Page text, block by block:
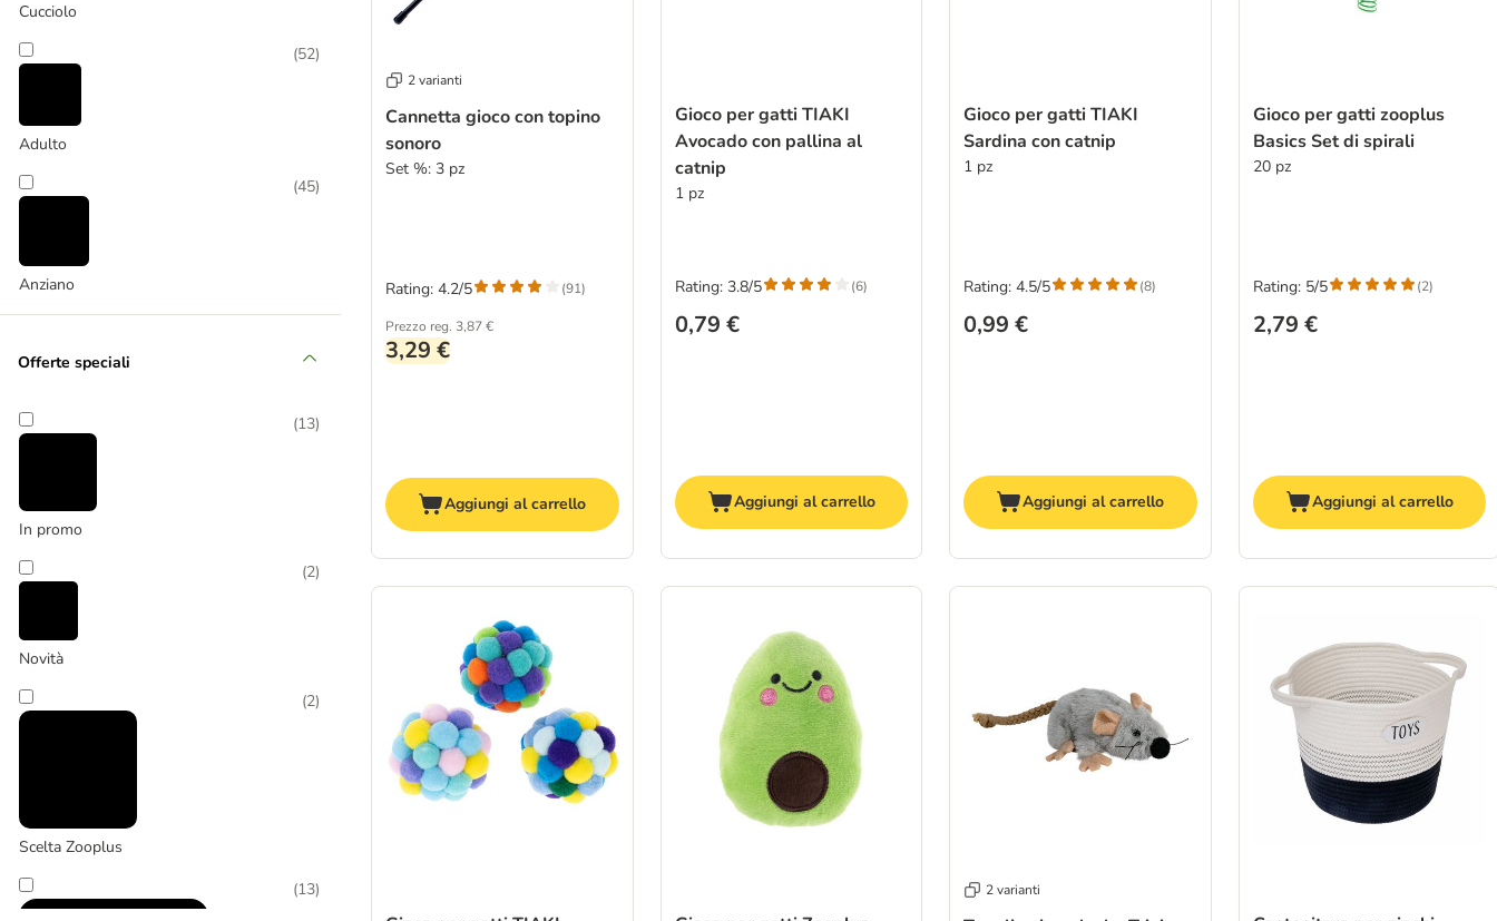
Modern Living
Cucciolo
Adulto
(52)
Anziano
(45)
Offerte speciali
In promo
(13)
Novità
(2)
Scelta Zooplus
(2)
(13)
2 varianti
Cannetta gioco con topino
sonoro
Set %: 3 pz
Prezzo reg. 3,87 €
3,29 €
Rating: 4.2/5 (91)
Aggiungi al carrello
Gioco per gatti TIAKI
Avocado con pallina al
catnip
1 pz
0,79 €
Rating: 3.8/5 (6)
Aggiungi al carrello
Gioco per gatti TIAKI
Sardina con catnip
1 pz
0,99 €
Rating: 4.5/5 (8)
Aggiungi al carrello
Gioco per gatti zooplus
Basics Set di spirali
20 pz
2,79 €
Rating: 5/5 (2)
Aggiungi al carrello
2 varianti